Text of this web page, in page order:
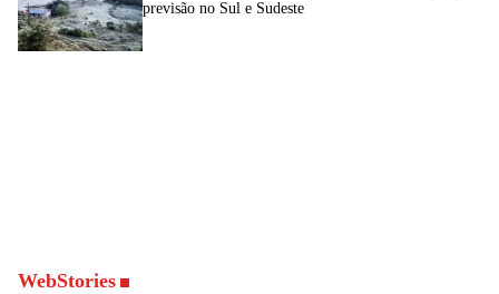
previsão no Sul e Sudeste
WebStories